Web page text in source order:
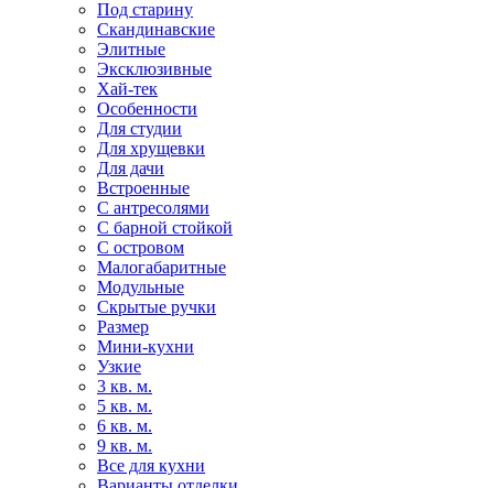
Под старину
Скандинавские
Элитные
Эксклюзивные
Хай-тек
Особенности
Для студии
Для хрущевки
Для дачи
Встроенные
С антресолями
С барной стойкой
С островом
Малогабаритные
Модульные
Скрытые ручки
Размер
Мини-кухни
Узкие
3 кв. м.
5 кв. м.
6 кв. м.
9 кв. м.
Все для кухни